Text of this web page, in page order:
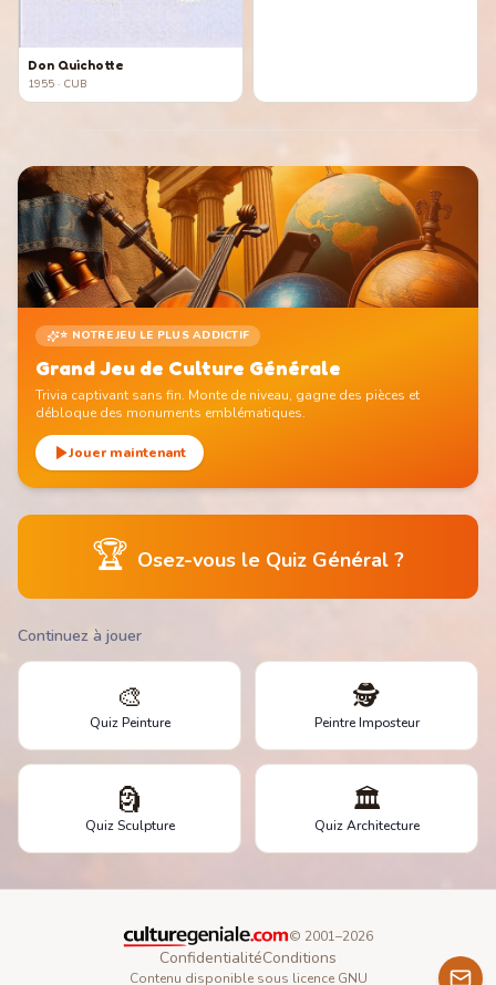
Don Quichotte
1955 · CUB
⭐ NOTRE JEU LE PLUS ADDICTIF
Grand Jeu de Culture Générale
Trivia captivant sans fin. Monte de niveau, gagne des pièces et
débloque des monuments emblématiques.
Jouer maintenant
🏆 Osez-vous le Quiz Général ?
Continuez à jouer
🎨
Quiz Peinture
🕵️
Peintre Imposteur
🗿
Quiz Sculpture
🏛️
Quiz Architecture
© 2001–2026
ConfidentialitéConditions
Contenu disponible sous licence GNU